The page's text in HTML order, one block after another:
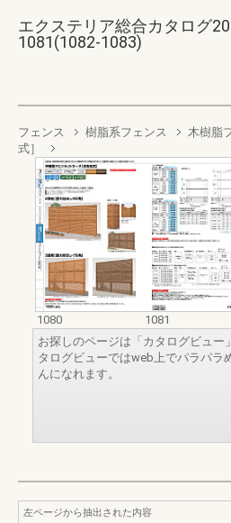
エクステリア総合カタログ
1081(1082-1083)
フェンス 樹脂系フェンス
木樹脂
式］
1080
1081
お探しのページは「カタログビュー
タログビューではweb上でパラパラ
んになれます。
左ページから抽出された内容